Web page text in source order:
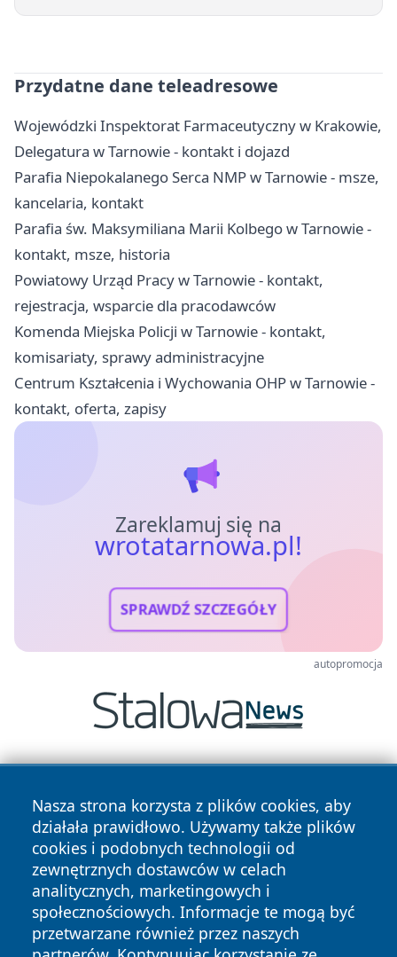
Przydatne dane teleadresowe
Wojewódzki Inspektorat Farmaceutyczny w Krakowie,
Delegatura w Tarnowie - kontakt i dojazd
Parafia Niepokalanego Serca NMP w Tarnowie - msze,
kancelaria, kontakt
Parafia św. Maksymiliana Marii Kolbego w Tarnowie -
kontakt, msze, historia
Powiatowy Urząd Pracy w Tarnowie - kontakt,
rejestracja, wsparcie dla pracodawców
Komenda Miejska Policji w Tarnowie - kontakt,
komisariaty, sprawy administracyjne
Centrum Kształcenia i Wychowania OHP w Tarnowie -
kontakt, oferta, zapisy
Zareklamuj się na
wrotatarnowa.pl!
SPRAWDŹ SZCZEGÓŁY
autopromocja
Nasza strona korzysta z plików cookies, aby
działała prawidłowo. Używamy także plików
cookies i podobnych technologii od
zewnętrznych dostawców w celach
analitycznych, marketingowych i
społecznościowych. Informacje te mogą być
przetwarzane również przez naszych
Copyright © 2026 wrotatarnowa.pl Wszystkie prawa
zastrzeżone.